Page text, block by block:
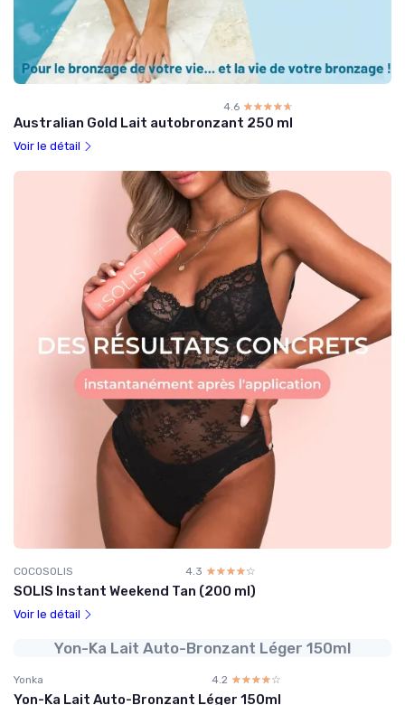
4.6 ☆☆☆☆☆
★★★★★
Australian Gold Lait autobronzant 250 ml
Voir le détail
COCOSOLIS 4.3 ☆☆☆☆☆
★★★★★
SOLIS Instant Weekend Tan (200 ml)
Voir le détail
Yon-Ka Lait Auto-Bronzant Léger 150ml
Yonka 4.2 ☆☆☆☆☆
★★★★★
Yon-Ka Lait Auto-Bronzant Léger 150ml